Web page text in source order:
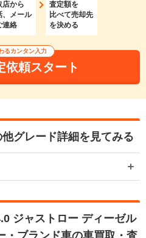
店から
、メール
連絡
査定額を
比べて売却先
を決める
るカンタン入力
依頼スタート
他グレード詳細を見てみる
ジャストロー ディーゼル
・ブランド車の車買取・査